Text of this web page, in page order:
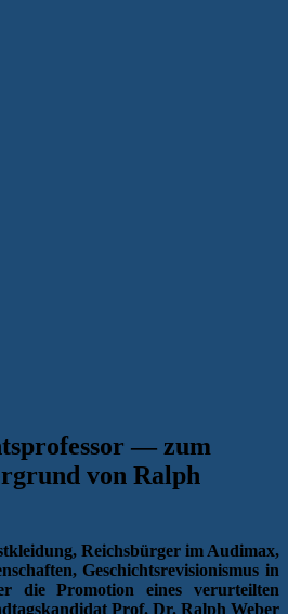
— zum
von Ralph
Reichsbürger im Audimax,
Geschichtsrevisionismus in
die Promotion eines verurteilten
Prof. Dr. Ralph Weber